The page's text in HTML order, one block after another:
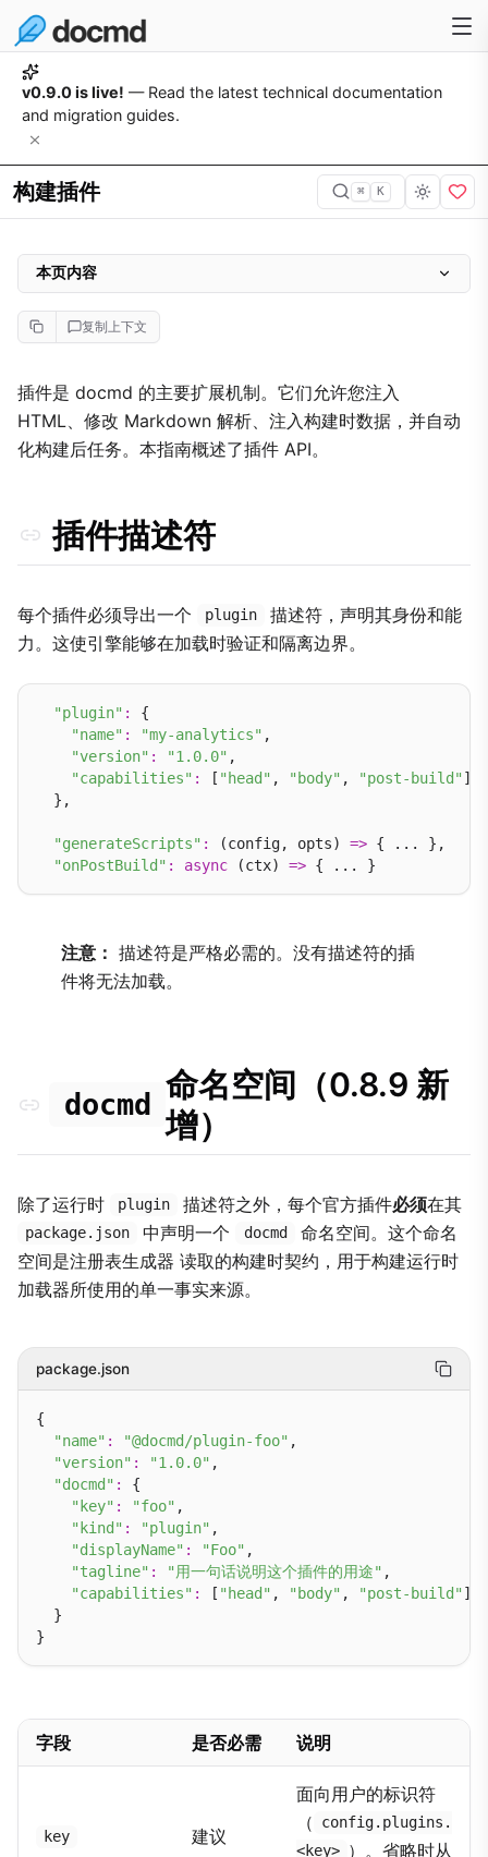
v0.9.0 is live! — Read the latest technical documentation
and migration guides.
构建插件 ⌘ K
复制上下文
插件是 docmd 的主要扩展机制。它们允许您注入
HTML、修改 Markdown 解析、注入构建时数据，并自动
化构建后任务。本指南概述了插件 API。
插件描述符
每个插件必须导出一个 plugin
描述符，声明其身份和能
力。这使引擎能够在加载时验证和隔离边界。
"plugin" :
{
"name" : "my-analytics" ,
"version" : "1.0.0" ,
"capabilities" : [ "head" , "body" , "post-build" ]
  },
"generateScripts" : (config, opts) => { ... },
"onPostBuild" : async (ctx) =>
注意： 描述符是严格必需的。没有描述符的插
件将无法加载。
docmd
命名空间（0.8.9 新
增）
除了运行时 plugin 描述符之外，每个官方插件必须在其
package.json 中声明一个 docmd
命名空间。这个命名
空间是注册表生成器 读取的构建时契约，用于构建运行时
加载器所使用的单一事实来源。
package.json
{
"name" : "@docmd/plugin-foo" ,
"version" : "1.0.0" ,
"docmd" :
{
"key" : "foo" ,
"kind" : "plugin" ,
"displayName" : "Foo" ,
"tagline" : "用一句话说明这个插件的用途" ,
"capabilities" : [ "head" , "body" , "post-build" ]
  }
字段 是否必需 说明
key 建议
面向用户的标识符
（
config.plugins.
<key> ）。省略时从
本页内容
插件描述符
docmd 命名空间（0.8.9 新增）
核心能力
插件 API 参考
构建模板插件（0.8.7 新增）
插件解析
插件隔离
生命周期钩子
数据获取与索引（onBeforeBuild）
onBeforeRender 和 PageContext
深入了解：资源注入
翻译插件（i18n）
WebSocket RPC Actions